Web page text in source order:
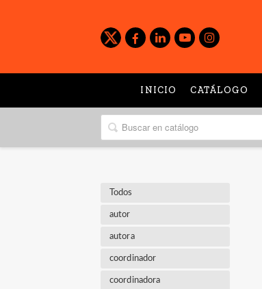
INICIO CATÁLOGO
Todos
autor
autora
coordinador
coordinadora